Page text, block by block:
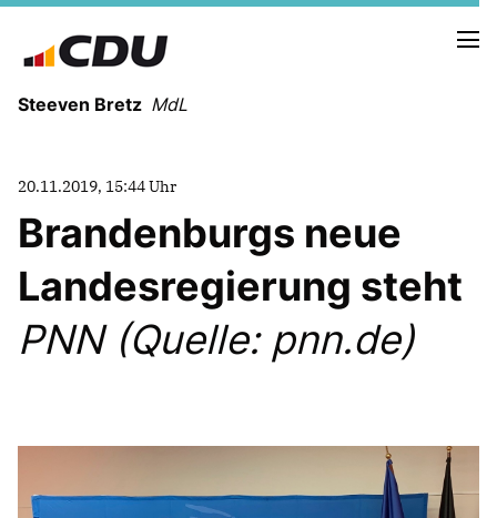
Steeven Bretz MdL
VITA
WAHLKREISBESUCHE
PRESSEFOTOS
MEIN BÜRGERBÜRO
Anträge CDU
20.11.2019, 15:44 Uhr
Brandenburgs neue
Landesregierung steht
PNN (Quelle: pnn.de)